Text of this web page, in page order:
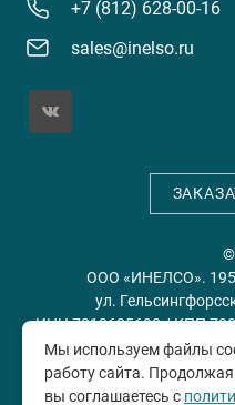
+7 (812) 628-00-16
sales@inelso.ru
©
ООО «ИНЕЛСО».
ул.
ИНН 7813635698 / КПП
Политика
Мы используем файлы
работу сайта.
вы соглашаетесь с